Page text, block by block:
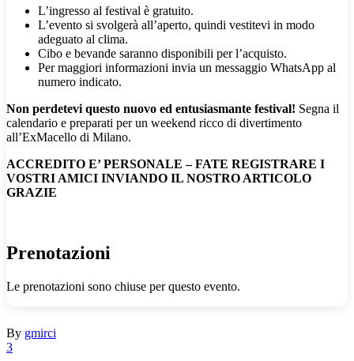
L’ingresso al festival è gratuito.
L’evento si svolgerà all’aperto, quindi vestitevi in modo
adeguato al clima.
Cibo e bevande saranno disponibili per l’acquisto.
Per maggiori informazioni invia un messaggio WhatsApp al
numero indicato.
Non perdetevi questo nuovo ed entusiasmante festival! Segna il
calendario e preparati per un weekend ricco di divertimento
all’ExMacello di Milano.
ACCREDITO E’ PERSONALE – FATE REGISTRARE I
VOSTRI AMICI INVIANDO IL NOSTRO ARTICOLO
GRAZIE
Prenotazioni
Le prenotazioni sono chiuse per questo evento.
By gmirci
3